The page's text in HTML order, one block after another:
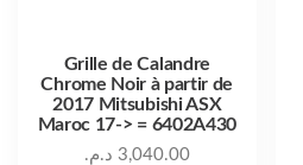
Grille de Calandre
Chrome Noir à partir de
2017 Mitsubishi ASX
Maroc 17-> = 6402A430
3,040.00 د.م.